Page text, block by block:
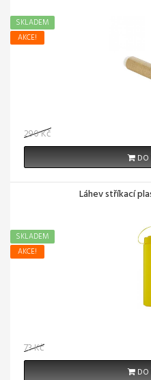
AKCE!
SKLADEM
290 Kč
Láhev stříkací
AKCE!
SKLADEM
73 Kč